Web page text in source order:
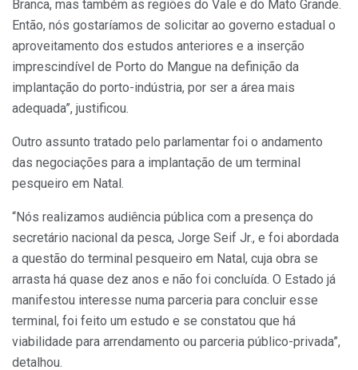
Branca, mas também as regiões do Vale e do Mato Grande.
Então, nós gostaríamos de solicitar ao governo estadual o
aproveitamento dos estudos anteriores e a inserção
imprescindível de Porto do Mangue na definição da
implantação do porto-indústria, por ser a área mais
adequada”, justificou.
Outro assunto tratado pelo parlamentar foi o andamento
das negociações para a implantação de um terminal
pesqueiro em Natal.
“Nós realizamos audiência pública com a presença do
secretário nacional da pesca, Jorge Seif Jr., e foi abordada
a questão do terminal pesqueiro em Natal, cuja obra se
arrasta há quase dez anos e não foi concluída. O Estado já
manifestou interesse numa parceria para concluir esse
terminal, foi feito um estudo e se constatou que há
viabilidade para arrendamento ou parceria público-privada”,
detalhou.